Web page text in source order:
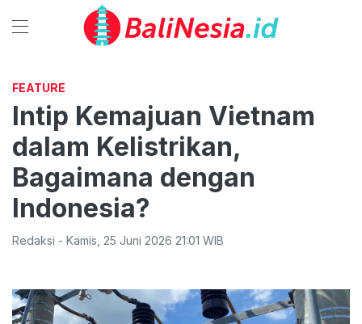
FEATURE
Intip Kemajuan Vietnam
dalam Kelistrikan,
Bagaimana dengan
Indonesia?
Redaksi - Kamis 25 Juni 2026 21:01 WIB